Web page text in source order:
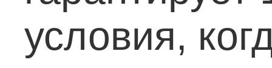
условия,